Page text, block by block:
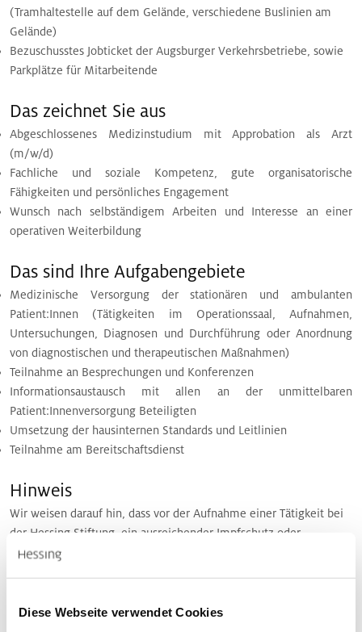
Diese Webseite verwendet Cookies
(Tramhaltestelle auf dem Gelände, verschiedene Buslinien am
Gelände)
Bezuschusstes Jobticket der Augsburger Verkehrsbetriebe, sowie
Parkplätze für Mitarbeitende
Das zeichnet Sie aus
Abgeschlossenes Medizinstudium mit Approbation als Arzt
(m/w/d)
Fachliche und soziale Kompetenz, gute organisatorische
Fähigkeiten und persönliches Engagement
Wunsch nach selbständigem Arbeiten und Interesse an einer
operativen Weiterbildung
Das sind Ihre Aufgabengebiete
Medizinische Versorgung der stationären und ambulanten
Patient:Innen (Tätigkeiten im Operationssaal, Aufnahmen,
Untersuchungen, Diagnosen und Durchführung oder Anordnung
von diagnostischen und therapeutischen Maßnahmen)
Teilnahme an Besprechungen und Konferenzen
Informationsaustausch mit allen an der unmittelbaren
Patient:Innenversorgung Beteiligten
Umsetzung der hausinternen Standards und Leitlinien
Teilnahme am Bereitschaftsdienst
Hinweis
Wir weisen darauf hin, dass vor der Aufnahme einer Tätigkeit bei
der Hessing Stiftung, ein ausreichender Impfschutz oder
Immunität gegen Masern nachgewiesen werden muss.
Tätigkeit?